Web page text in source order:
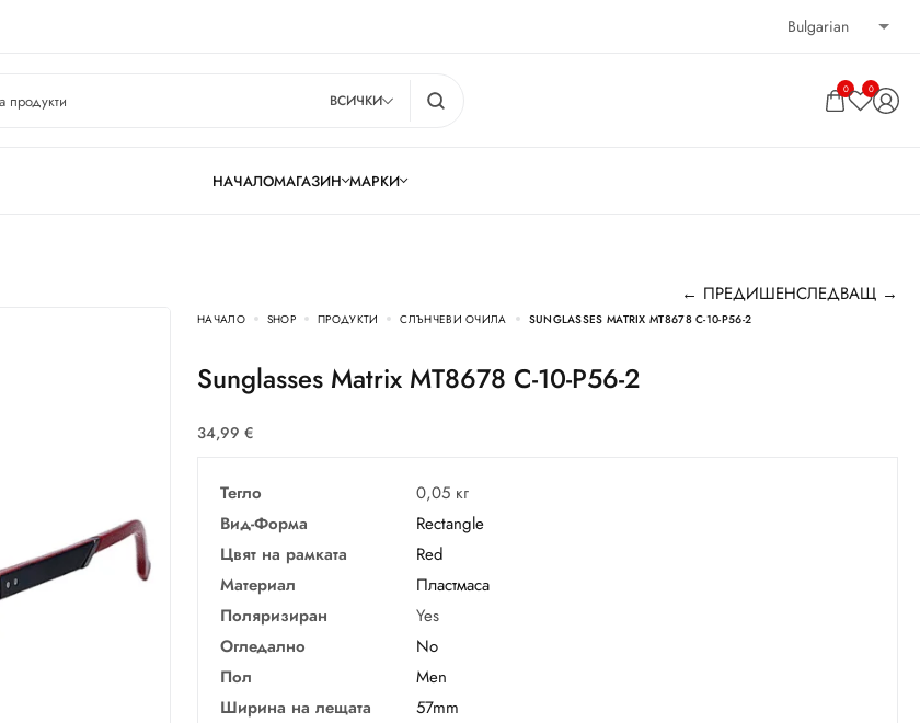
ВСИЧКИ
0 0
НАЧАЛОМАГАЗИН МАРКИ
← ПРЕДИШЕНСЛЕДВАЩ →
НАЧАЛО SHOP ПРОДУКТИ СЛЪНЧЕВИ ОЧИЛА SUNGLASSES MATRIX MT8678 С-10-P56-2
Sunglasses Matrix MT8678 С-10-P56-2
34,99 €
Тегло
0,05 кг
Вид-Форма
Rectangle
Цвят на рамката
Red
Материал
Пластмаса
Поляризиран
Yes
Огледално
No
Пол
Men
Ширина на лещата
57mm